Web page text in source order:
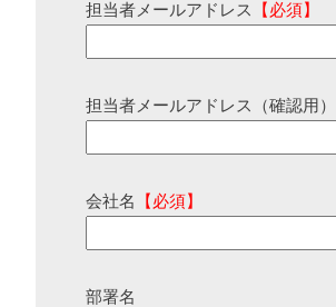
担当者メールアドレス 【必須】
担当者メールアドレス（確認用）
会社名 【必須】
部署名